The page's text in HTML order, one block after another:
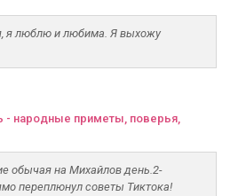
я люблю и любима. Я выхожу
- народные приметы, поверья,
обычая на Михайлов день.2-
переплюнул советы Тиктока!